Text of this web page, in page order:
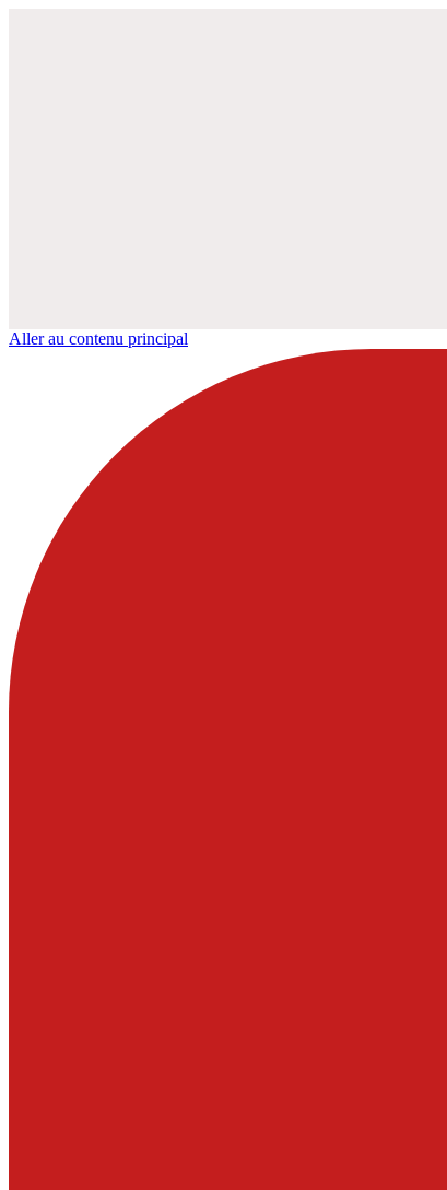
Aller au contenu principal